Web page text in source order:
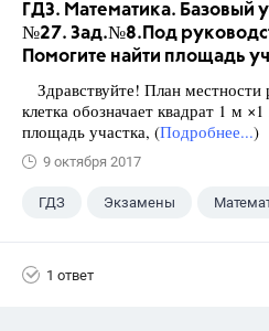
ГДЗ. Математика. Базовый
№27. Зад.№8.Под
Помогите найти площадь
Здравствуйте! План местности
клетка обозначает квадрат 1 м
площадь участка, (Подробнее...)
9 октября 2017
ГДЗ Экзамены
1 ответ